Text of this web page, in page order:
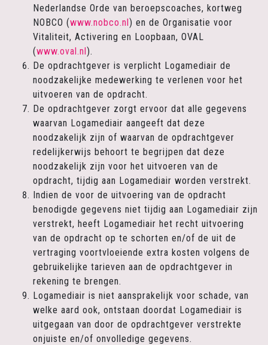
Nederlandse Orde van beroepscoaches, kortweg
NOBCO (www.nobco.nl) en de Organisatie voor
Vitaliteit, Activering en Loopbaan, OVAL
(www.oval.nl).
De opdrachtgever is verplicht Logamediair de
noodzakelijke medewerking te verlenen voor het
uitvoeren van de opdracht.
De opdrachtgever zorgt ervoor dat alle gegevens
waarvan Logamediair aangeeft dat deze
noodzakelijk zijn of waarvan de opdrachtgever
redelijkerwijs behoort te begrijpen dat deze
noodzakelijk zijn voor het uitvoeren van de
opdracht, tijdig aan Logamediair worden verstrekt.
Indien de voor de uitvoering van de opdracht
benodigde gegevens niet tijdig aan Logamediair zijn
verstrekt, heeft Logamediair het recht uitvoering
van de opdracht op te schorten en/of de uit de
vertraging voortvloeiende extra kosten volgens de
gebruikelijke tarieven aan de opdrachtgever in
rekening te brengen.
Logamediair is niet aansprakelijk voor schade, van
welke aard ook, ontstaan doordat Logamediair is
uitgegaan van door de opdrachtgever verstrekte
onjuiste en/of onvolledige gegevens.